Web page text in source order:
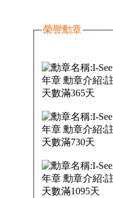
榮譽勳章